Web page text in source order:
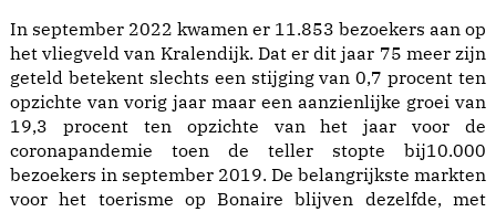
In september 2022 kwamen er 11.853 bezoekers aan op
het vliegveld van Kralendijk. Dat er dit jaar 75 meer zijn
geteld betekent slechts een stijging van 0,7 procent ten
opzichte van vorig jaar maar een aanzienlijke groei van
19,3 procent ten opzichte van het jaar voor de
coronapandemie toen de teller stopte bij10.000
bezoekers in september 2019. De belangrijkste markten
voor het toerisme op Bonaire blijven dezelfde, met